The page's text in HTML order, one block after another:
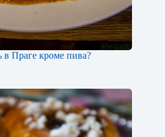
Праге кроме пива?